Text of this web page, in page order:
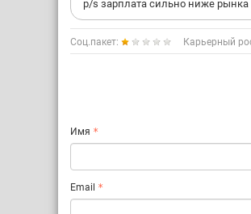
p/s зарплата сильно ниже рынка
Соц.пакет: Карьерный
Имя
Email